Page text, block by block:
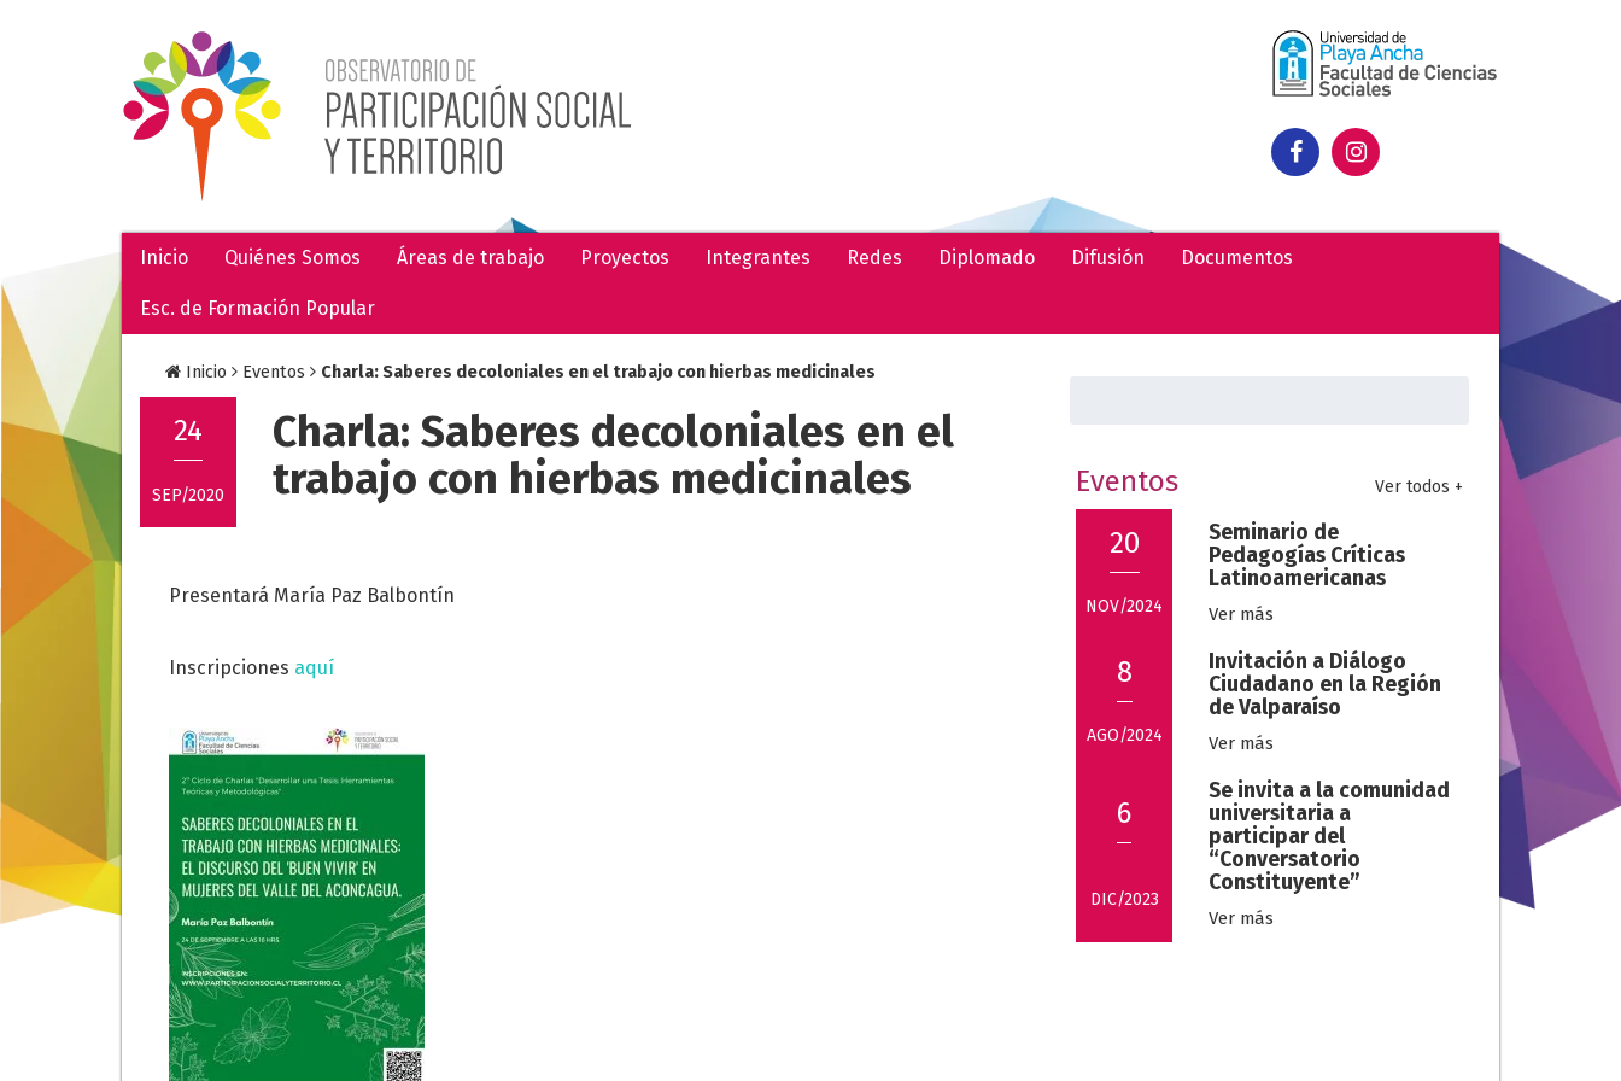
Inicio Quiénes Somos Áreas de trabajo Proyectos Integrantes Redes Diplomado Difusión Documentos
Esc. de Formación Popular
Inicio Eventos Charla: Saberes decoloniales en el trabajo con hierbas medicinales
24
SEP/2020
Charla: Saberes decoloniales en el
trabajo con hierbas medicinales
Presentará María Paz Balbontín
Inscripciones aquí
Eventos Ver todos +
20
NOV/2024
Seminario de
Pedagogías Críticas
Latinoamericanas
Ver más
8
AGO/2024
Invitación a Diálogo
Ciudadano en la Región
de Valparaíso
Ver más
6
DIC/2023
Se invita a la comunidad
universitaria a
participar del
“Conversatorio
Constituyente”
Ver más